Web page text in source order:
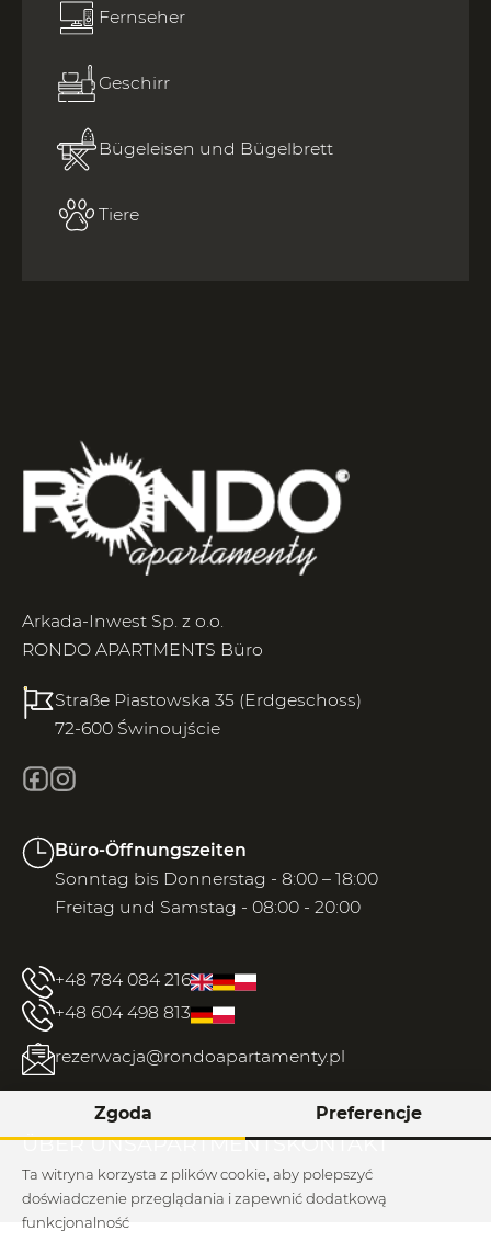
Fernseher
Geschirr
Bügeleisen und Bügelbrett
Tiere
Arkada-Inwest Sp. z o.o.
RONDO APARTMENTS Büro
Straße Piastowska 35 (Erdgeschoss)
72-600 Świnoujście
Büro-Öffnungszeiten
Sonntag bis Donnerstag - 8:00 – 18:00
Freitag und Samstag - 08:00 - 20:00
+48 784 084 216
+48 604 498 813
rezerwacja@rondoapartamenty.pl
ÜBER UNSAPARTMENTSKONTAKT
Zgoda Preferencje
Ta witryna korzysta z plików cookie, aby polepszyć
doświadczenie przeglądania i zapewnić dodatkową
funkcjonalność